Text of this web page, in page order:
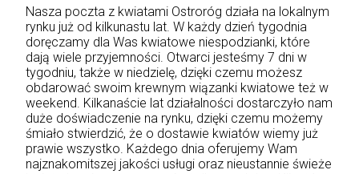
Nasza poczta z kwiatami Ostroróg działa na lokalnym
rynku już od kilkunastu lat. W każdy dzień tygodnia
doręczamy dla Was kwiatowe niespodzianki, które
dają wiele przyjemności. Otwarci jesteśmy 7 dni w
tygodniu, także w niedzielę, dzięki czemu możesz
obdarować swoim krewnym wiązanki kwiatowe też w
weekend. Kilkanaście lat działalności dostarczyło nam
duże doświadczenie na rynku, dzięki czemu możemy
śmiało stwierdzić, że o dostawie kwiatów wiemy już
prawie wszystko. Każdego dnia oferujemy Wam
najznakomitszej jakości usługi oraz nieustannie świeże